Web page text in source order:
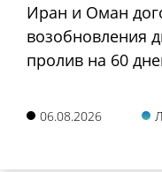
Иран и Оман
возобновления
пролив на 60
06.08.2026